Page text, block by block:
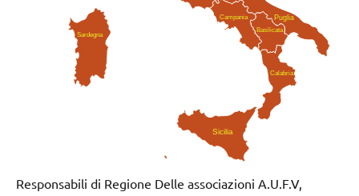
Puglia
Basilicata
Calabria
Campania
Sardegna
Sicilia
Responsabili di Regione Delle associazioni A.U.F.V,